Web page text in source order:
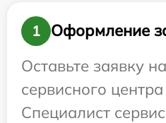
1
Оформление
Оставьте заявку
сервисного
Специалист